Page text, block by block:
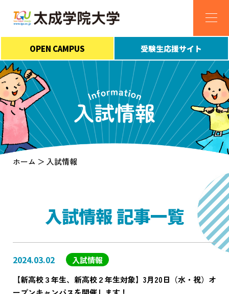
OPEN CAMPUS 受験生応援サイト
入試情報
ホーム 入試情報
入試情報 記事一覧
2024.03.02
入試情報
【新高校３年生、新高校２年生対象】3月20日（水・祝）オ